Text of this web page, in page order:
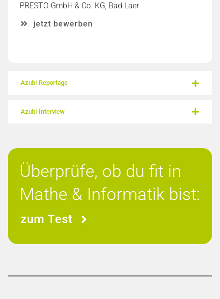
PRESTO GmbH & Co. KG, Bad Laer
jetzt bewerben
Azubi-Reportage
Azubi-Interview
Überprüfe, ob du fit in
Mathe & Informatik bist:
zum Test